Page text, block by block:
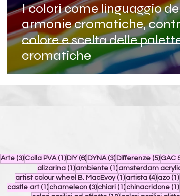
I colori come linguaggio
armonie cromatiche,
colore e scelta delle
cromatiche
Arte (3)3 post
Colla PVA (1)1 post
DIY (6)6 post
DYNA (3)3 post
Differenze (5)5 post
GAC
alizarina (1)1 post
ambiente (1)1 post
amsterdam
artist colour wheel B. MacEvoy (1)1 post
artista (4)4 post
azo (1)
castle art (1)1 post
chameleon (3)3 post
chiari (1)1 post
chinacridone (1)